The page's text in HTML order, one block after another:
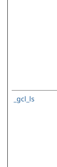
_gcl_ls